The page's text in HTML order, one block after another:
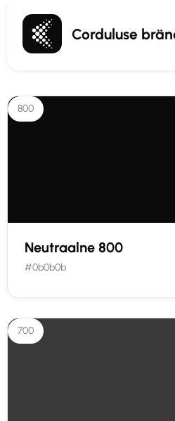
Corduluse
800
Neutraalne 800
#0b0b0b
700